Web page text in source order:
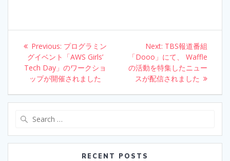
b
o
o
k
er e
n
e
Post
navigation
Previous: Previous
post:
プログラミン
グイベント「AWS Girls’
Tech Day」のワークショ
ップが開催されました
Next: Next
post:
TBS報道番組
「Dooo」にて、 Waffle
の活動を特集したニュー
スが配信されました
RECENT POSTS